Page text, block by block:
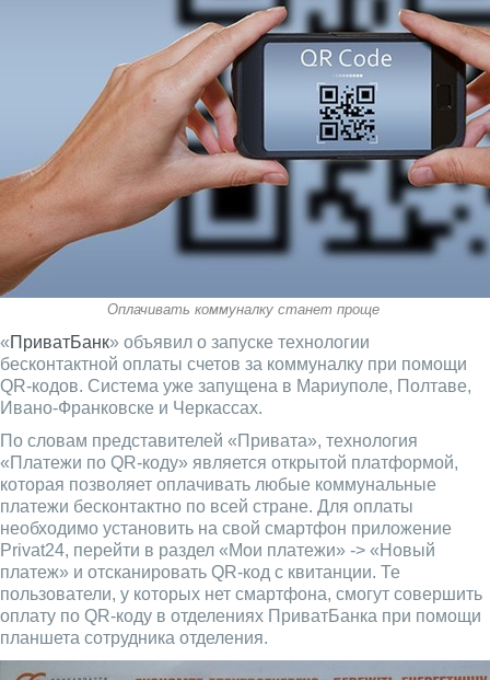
Оплачивать коммуналку станет проще
«ПриватБанк» объявил о запуске технологии
бесконтактной оплаты счетов за коммуналку при помощи
QR-кодов. Система уже запущена в Мариуполе, Полтаве,
Ивано-Франковске и Черкассах.
По словам представителей «Привата», технология
«Платежи по QR-коду» является открытой платформой,
которая позволяет оплачивать любые коммунальные
платежи бесконтактно по всей стране. Для оплаты
необходимо установить на свой смартфон приложение
Privat24, перейти в раздел «Мои платежи» -> «Новый
платеж» и отсканировать QR-код с квитанции. Те
пользователи, у которых нет смартфона, смогут совершить
оплату по QR-коду в отделениях ПриватБанка при помощи
планшета сотрудника отделения.